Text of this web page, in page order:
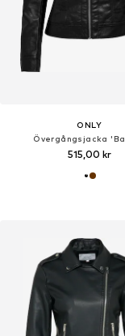
ONLY
Övergångsjacka
515,00 kr